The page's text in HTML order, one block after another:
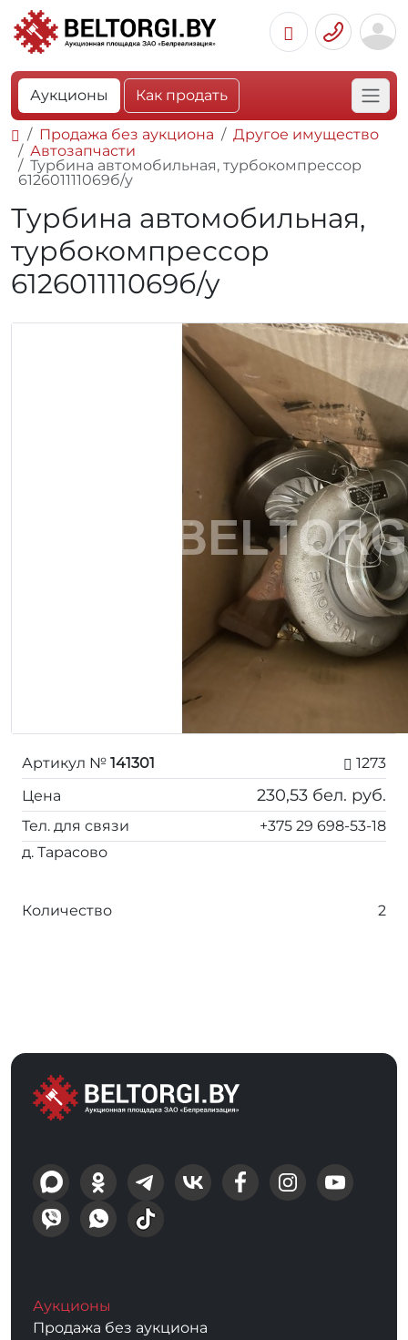
Аукционы Как продать
Продажа без аукциона
Другое имущество
Автозапчасти
Турбина автомобильная, турбокомпрессор
612601111069б/у
Турбина автомобильная,
турбокомпрессор
612601111069б/у
Артикул № 141301
1273
Цена
230,53 бел. руб.
Тел. для связи
+375 29 698-53-18
д. Тарасово
Количество 2
Аукционы
Продажа без аукциона